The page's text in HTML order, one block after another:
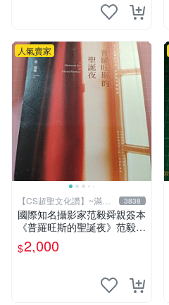
人氣賣家
【CS超聖文化讚】~滿千
元送運
3838
國際知名攝影家范毅舜親簽本
《普羅旺斯的聖誕夜》范毅舜
著 積木文化 2016年初版一刷
【CS超聖文化讚】
$2,000